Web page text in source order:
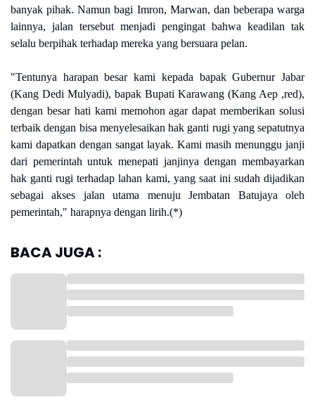
banyak pihak. Namun bagi Imron, Marwan, dan beberapa warga
lainnya, jalan tersebut menjadi pengingat bahwa keadilan tak
selalu berpihak terhadap mereka yang bersuara pelan.
"Tentunya harapan besar kami kepada bapak Gubernur Jabar
(Kang Dedi Mulyadi), bapak Bupati Karawang (Kang Aep ,red),
dengan besar hati kami memohon agar dapat memberikan solusi
terbaik dengan bisa menyelesaikan hak ganti rugi yang sepatutnya
kami dapatkan dengan sangat layak. Kami masih menunggu janji
dari pemerintah untuk menepati janjinya dengan membayarkan
hak ganti rugi terhadap lahan kami, yang saat ini sudah dijadikan
sebagai akses jalan utama menuju Jembatan Batujaya oleh
pemerintah," harapnya dengan lirih.(*)
BACA JUGA :